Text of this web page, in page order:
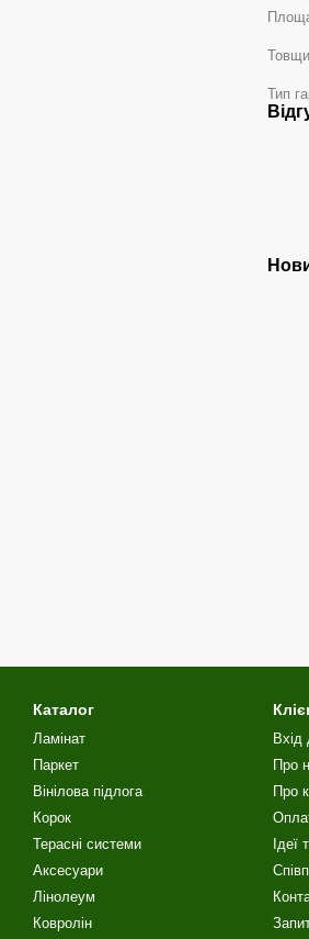
Тип
Каталог
Ламінат
Паркет
Вінілова пiдлога
Корок
Терасні системи
Аксесуари
Лінолеум
Ковролін
Вхід
Про
Про